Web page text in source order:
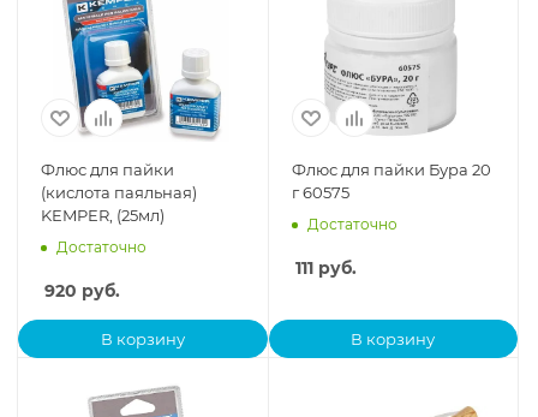
Флюс для пайки
(кислота паяльная)
KEMPER, (25мл)
Достаточно
920 руб.
В корзину
Флюс для пайки Бура 20
г 60575
Достаточно
111руб.
В корзину